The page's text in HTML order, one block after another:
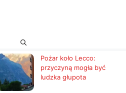
Pożar koło Lecco:
przyczyną mogła być
ludzka głupota